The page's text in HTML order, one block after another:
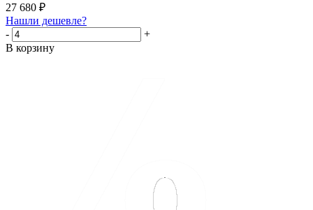
27 680 ₽
Нашли дешевле?
-
+
В корзину